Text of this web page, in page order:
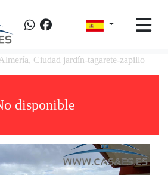
Ciudad jardín-tagarete-zapillo
disponible